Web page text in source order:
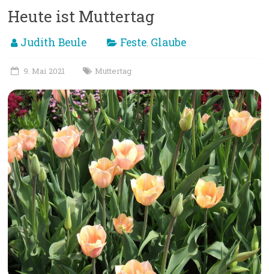
Heute ist Muttertag
Judith Beule Feste, Glaube
9. Mai 2021 Muttertag